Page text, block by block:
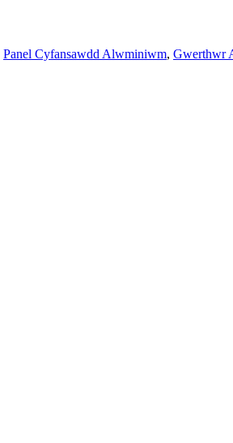
Panel Cyfansawdd Alwminiwm, Gwerthwr